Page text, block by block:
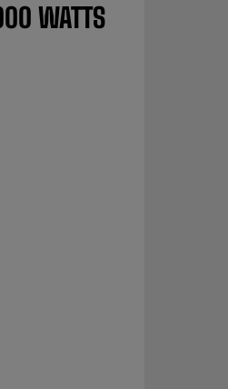
WATTS